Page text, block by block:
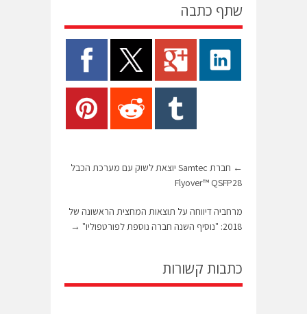
שתף כתבה
←
חברת Samtec יוצאת לשוק עם מערכת הכבל
Flyover™ QSFP28
מרחביה דיווחה על תוצאות המחצית הראשונה של
2018: "נוסיף השנה חברה נוספת לפורטפוליו"
→
כתבות קשורות